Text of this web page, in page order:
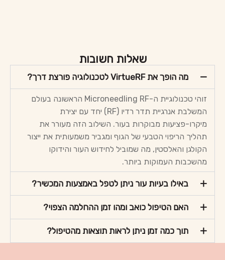
שאלות חשובות
מה הופך את VirtueRF לטכנולוגיה פורצת דרך?
זוהי טכנולוגיית ה-Microneedling RF הראשונה בעולם
המשלבת אנרגיית תדר רדיו (RF) יחד עם יצירת
מיקרו-פציעות מבוקרות בעור. השילוב הזה מעורר את
תהליך הריפוי הטבעי של הגוף ומגביר משמעותית את ייצור
הקולגן והאלסטין, מה שמוביל לחידוש העור והידוקו
מהשכבות העמוקות ביותר.
באילו בעיות עור ניתן לטפל באמצעות המכשיר?
האם הטיפול כואב ומהו זמן ההחלמה הצפוי?
תוך כמה זמן ניתן לראות תוצאות מהטיפול?